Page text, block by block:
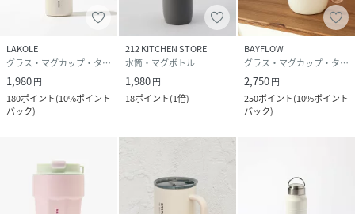
LAKOLE
グラス・マグカップ・タンブラー
1,980円
180ポイント(10%ポイント
バック)
212 KITCHEN STORE
水筒・マグボトル
1,980円
18ポイント(1倍)
BAYFLOW
グラス・マグカップ・タンブラー
2,750円
250ポイント(10%ポイント
バック)